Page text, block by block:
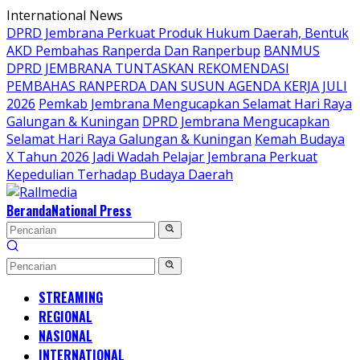
Langsung
ke
konten
International News
DPRD Jembrana Perkuat Produk Hukum Daerah, Bentuk
AKD Pembahas Ranperda Dan Ranperbup BANMUS
DPRD JEMBRANA TUNTASKAN REKOMENDASI
PEMBAHAS RANPERDA DAN SUSUN AGENDA KERJA JULI
2026 Pemkab Jembrana Mengucapkan Selamat Hari Raya
Galungan & Kuningan DPRD Jembrana Mengucapkan
Selamat Hari Raya Galungan & Kuningan Kemah Budaya
X Tahun 2026 Jadi Wadah Pelajar Jembrana Perkuat
Kepedulian Terhadap Budaya Daerah
BerandaNational Press
STREAMING
REGIONAL
NASIONAL
INTERNATIONAL